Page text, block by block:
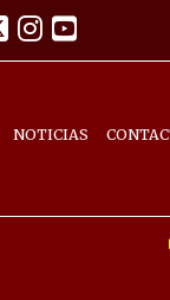
NOTICIAS